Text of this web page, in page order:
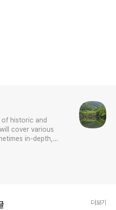
historic and
cover various
in-depth,
sense or
더보기